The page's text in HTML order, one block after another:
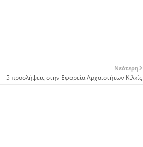
Νεότερη
5 προσλήψεις στην Εφορεία Αρχαιοτήτων Κιλκίς